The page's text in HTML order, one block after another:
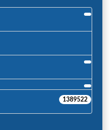
1389522